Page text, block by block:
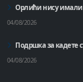
Орлићи нису имали
04/08/2026
Подршка за кадете
04/08/2026